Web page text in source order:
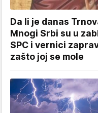
Da li je danas
Mnogi Srbi su u
SPC i vernici
zašto joj se mole